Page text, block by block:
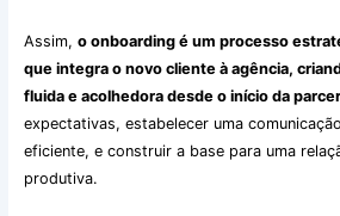
Assim, o onboarding é um processo
que integra o novo cliente à agência,
fluida e acolhedora desde o início da
expectativas, estabelecer uma
eficiente, e construir a base para uma
produtiva.